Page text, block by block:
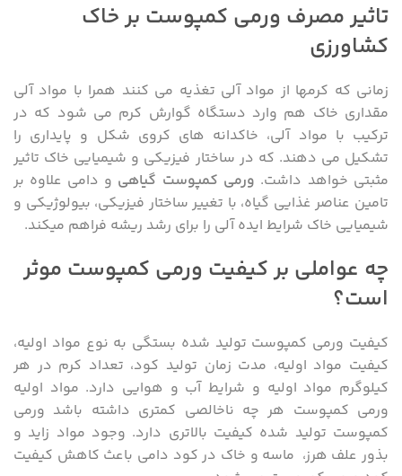
تاثیر مصرف ورمی کمپوست بر خاک
کشاورزی
زمانی که کرمها از مواد آلی تغذیه می کنند همرا با مواد آلی
مقداری خاک هم وارد دستگاه گوارش کرم می شود که در
ترکیب با مواد آلی، خاکدانه های کروی شکل و پایداری را
تشکیل می دهند. که در ساختار فیزیکی و شیمیایی خاک تاثیر
مثبتی خواهد داشت. ورمی کمپوست گیاهی و دامی علاوه بر
تامین عناصر غذایی گیاه، با تغییر ساختار فیزیکی، بیولوژیکی و
شیمیایی خاک شرایط ایده آلی را برای رشد ریشه فراهم میکند.
چه عواملی بر کیفیت ورمی کمپوست موثر
است؟
کیفیت ورمی کمپوست تولید شده بستگی به نوع مواد اولیه،
کیفیت مواد اولیه، مدت زمان تولید کود، تعداد کرم در هر
کیلوگرم مواد اولیه و شرایط آب و هوایی دارد. مواد اولیه
ورمی کمپوست هر چه ناخالصی کمتری داشته باشد ورمی
کمپوست تولید شده کیفیت بالاتری دارد. وجود مواد زاید و
بذور علف هرز، ماسه و خاک در کود دامی باعث کاهش کیفیت